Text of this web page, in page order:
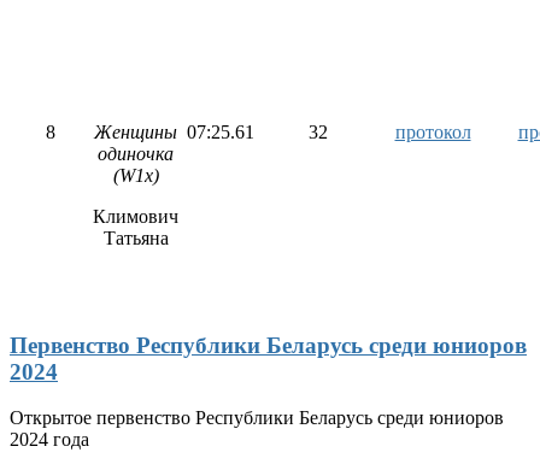
8
Женщины
одиночка
(W1x)
Климович
Татьяна
07:25.61 32 протокол
Первенство Республики Беларусь среди юниоров
2024
Открытое первенство Республики Беларусь среди юниоров
2024 года